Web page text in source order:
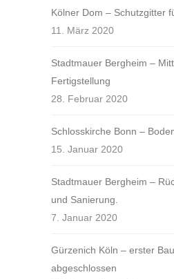
Kölner Dom – Schutzgitter
11. März 2020
Stadtmauer Bergheim –
Fertigstellung
28. Februar 2020
Schlosskirche Bonn –
15. Januar 2020
Stadtmauer Bergheim –
und Sanierung.
7. Januar 2020
Gürzenich Köln – erster
abgeschlossen